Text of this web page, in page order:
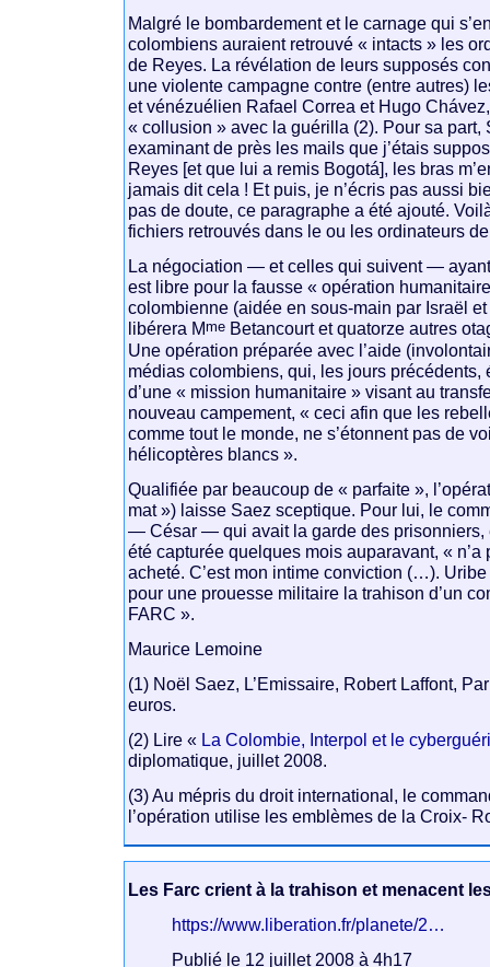
Malgré le bombardement et le carnage qui
colombiens auraient retrouvé « intacts » les
de Reyes. La révélation de leurs supposés
une violente campagne contre (entre autres)
et vénézuélien Rafael Correa et Hugo
« collusion » avec la guérilla (2). Pour sa part,
examinant de près les mails que j’étais
Reyes [et que lui a remis Bogotá], les bras
jamais dit cela ! Et puis, je n’écris pas aussi
pas de doute, ce paragraphe a été ajouté.
fichiers retrouvés dans le ou les ordinateurs
La négociation — et celles qui suivent —
est libre pour la fausse « opération
colombienne (aidée en sous-main par Israël
libérera Mme Betancourt et quatorze autres
Une opération préparée avec l’aide
médias colombiens, qui, les jours précédents,
d’une « mission humanitaire » visant au
nouveau campement, « ceci afin que les
comme tout le monde, ne s’étonnent pas de
hélicoptères blancs ».
Qualifiée par beaucoup de « parfaite »,
mat ») laisse Saez sceptique. Pour lui, le
— César — qui avait la garde des prisonniers,
été capturée quelques mois auparavant, « n’a
acheté. C’est mon intime conviction (…).
pour une prouesse militaire la trahison d’un
FARC ».
Maurice Lemoine
(1) Noël Saez, L’Emissaire, Robert Laffont,
euros.
(2) Lire « La Colombie, Interpol et le
diplomatique, juillet 2008.
(3) Au mépris du droit international, le
l’opération utilise les emblèmes de la Croix-
Les Farc crient à la trahison et menacent
https://www.liberation.fr/planete/2…
Publié le 12 juillet 2008 à 4h17